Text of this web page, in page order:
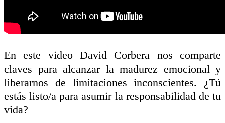
En este video David Corbera nos comparte
claves para alcanzar la madurez emocional y
liberarnos de limitaciones inconscientes. ¿Tú
estás listo/a para asumir la responsabilidad de tu
vida?